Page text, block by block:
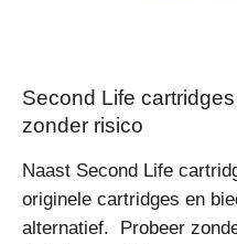
Second Life
zonder risico
Naast Second Life
originele cartridges en
alternatief. Probeer